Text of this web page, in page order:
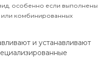
особенно если выполнены
или комбинированных
и устанавливают